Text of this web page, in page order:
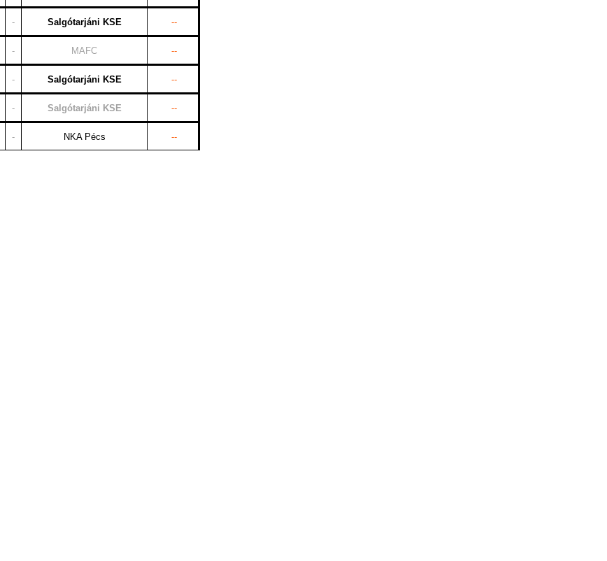
- Salgótarjáni KSE --
- MAFC --
- Salgótarjáni KSE --
- Salgótarjáni KSE --
- NKA Pécs --